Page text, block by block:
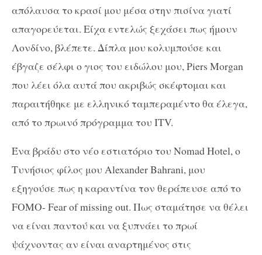
απόλαυσα το κρασί μου μέσα στην πισίνα γιατί
απαγορεύεται. Είχα εντελώς ξεχάσει πως ήμουν
Λονδίνο, βλέπετε. Δίπλα μου κολυμπούσε και
έβγαζε σέλφι ο γιος του ειδώλου μου, Piers Morgan
που λέει όλα αυτά που ακριβώς σκέφτομαι και
παραιτήθηκε με ελληνικό ταμπεραμέντο θα έλεγα,
από το πρωινό πρόγραμμα του ITV.
Ένα βράδυ στο νέο εστιατόριο του Νοmad Hotel, ο
Τυνήσιος φίλος μου Alexander Bahrani, μου
εξηγούσε πως η καραντίνα τον θεράπευσε από το
FOMO- Fear of missing out. Πως σταμάτησε να θέλει
να είναι παντού και να ξυπνάει το πρωί
ψάχνοντας αν είναι αναρτημένος στις